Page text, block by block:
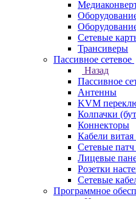
Сетевые
Трансиверы
Пассивное сетевое
Назад
Пассивное
Антенны
KVM
Колпачки
Коннекторы
Кабели витая
Сетевые
Лицевые
Розетки
Сетевые
Программное